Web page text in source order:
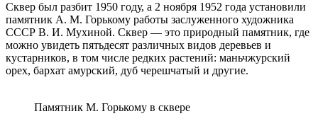
Сквер был разбит 1950 году, а 2 ноября 1952 года установили
памятник А. М. Горькому работы заслуженного художника
СССР В. И. Мухиной. Сквер — это природный памятник, где
можно увидеть пятьдесят различных видов деревьев и
кустарников, в том числе редких растений: маньчжурский
орех, бархат амурский, дуб черешчатый и другие.
Памятник М. Горькому в сквере